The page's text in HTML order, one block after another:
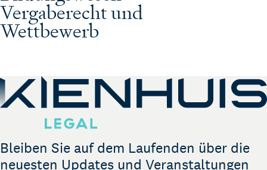
Vergaberecht und
Wettbewerb
Bleiben Sie auf dem Laufenden über die
neuesten Updates und Veranstaltungen